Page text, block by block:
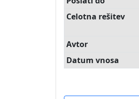
Celotna rešitev
Avtor
Datum vnosa